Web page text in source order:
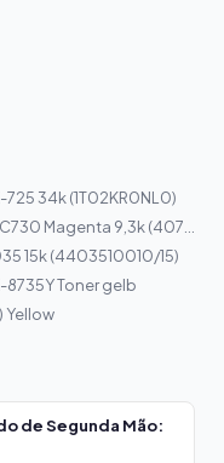
34k (1T02KR0NL0)
15k (4403510010/15)
8735Y Toner gelb
Yellow
de Segunda Mão: